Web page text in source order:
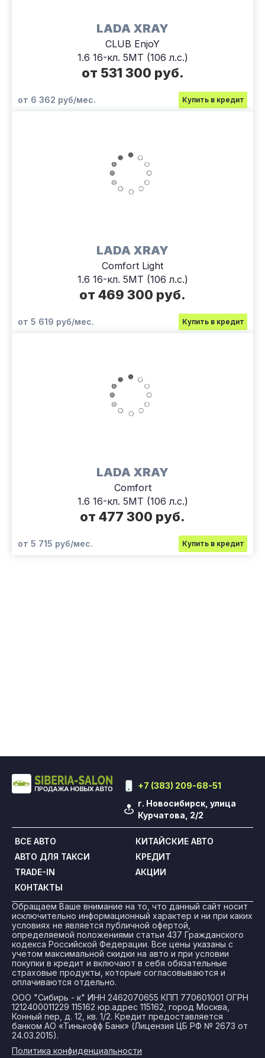
LADA XRAY
CLUB EnjoY
1.6 16-кл. 5МТ (106 л.с.)
от 531 300 руб.
от 6 362 руб/мес. Купить в кредит
LADA XRAY
Comfort Light
1.6 16-кл. 5МТ (106 л.с.)
от 469 300 руб.
от 5 619 руб/мес. Купить в кредит
LADA XRAY
Comfort
1.6 16-кл. 5МТ (106 л.с.)
от 477 300 руб.
от 5 715 руб/мес. Купить в кредит
+7 (383) 209-68-51
г. Новосибирск, улица
Курчатова, 2/2
ВСЕ АВТО
КИТАЙСКИЕ АВТО
АВТО ДЛЯ ТАКСИ
КРЕДИТ
TRADE-IN
АКЦИИ
КОНТАКТЫ
Обращаем Ваше внимание на то, что данный сайт носит
исключительно информационный характер и ни при каких
условиях не является публичной офертой,
определяемой положениями статьи 437 Гражданского
кодекса Российской Федерации. Все цены указаны с
учетом максимальной скидки на авто и при условии
покупки в кредит и включают в себя обязательные
страховые продукты, которые согласовываются и
оплачиваются отдельно.
ООО "Сибирь - к" ИНН 2462070655 КПП 770601001 ОГРН
1212400011229 115162 юр.адрес 115162, город Москва,
Конный пер, д. 12, кв. 1/2. Кредит предоставляется
банком АО «Тинькофф Банк» (Лицензия ЦБ РФ № 2673 от
24.03.2015).
Политика конфиденциальности